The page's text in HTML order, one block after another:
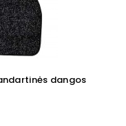
dangos